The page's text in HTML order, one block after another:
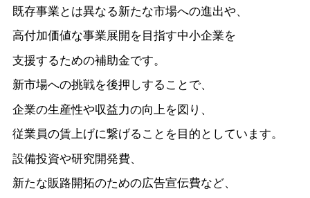
既存事業とは異なる新たな市場への進出や、
高付加価値な事業展開を目指す中小企業を
支援するための補助金です。
新市場への挑戦を後押しすることで、
企業の生産性や収益力の向上を図り、
従業員の賃上げに繋げることを目的としています。
設備投資や研究開発費、
新たな販路開拓のための広告宣伝費など、